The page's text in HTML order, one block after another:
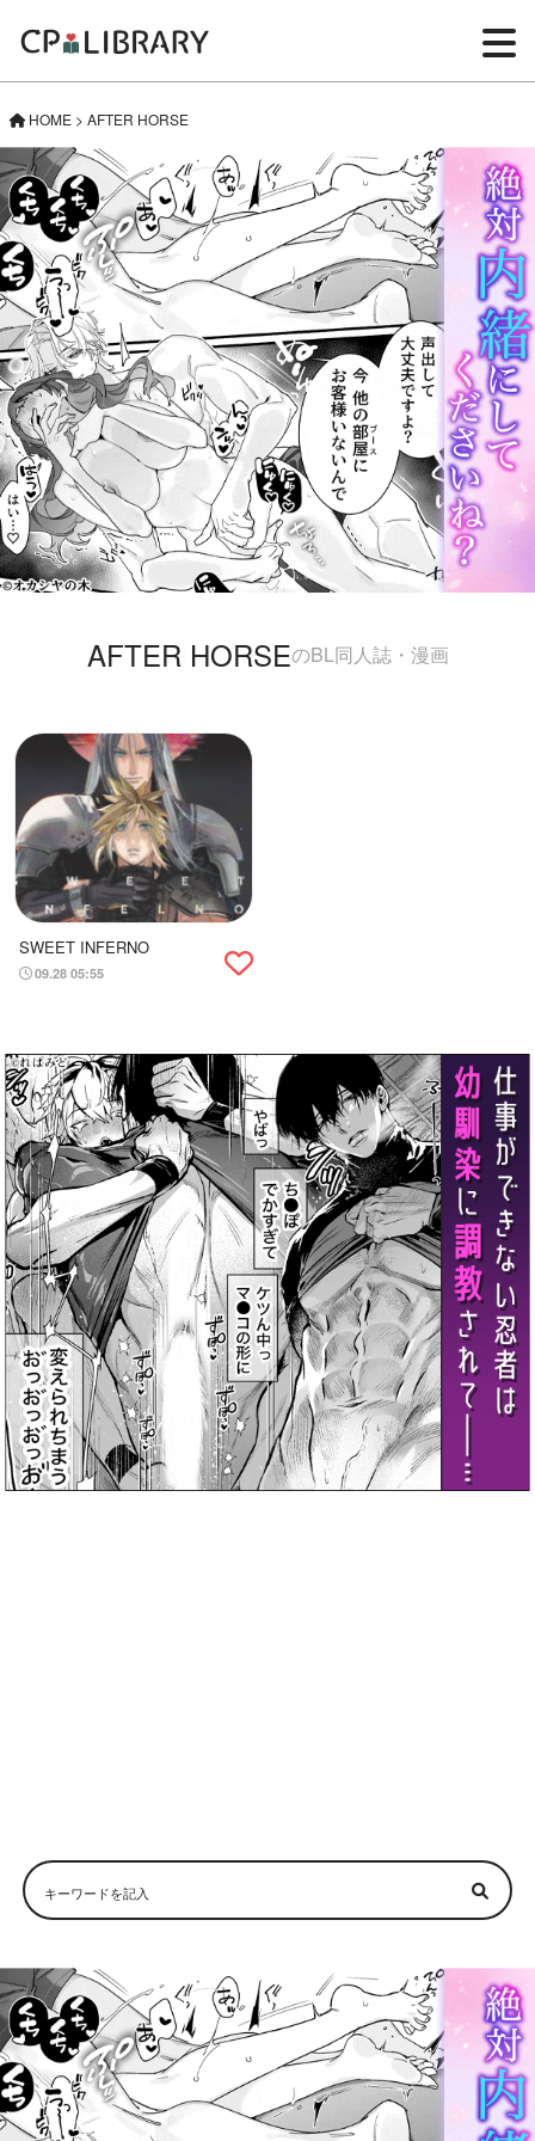
HOME > AFTER HORSE
AFTER HORSEのBL同人誌・漫画
SWEET INFERNO
09.28 05:55